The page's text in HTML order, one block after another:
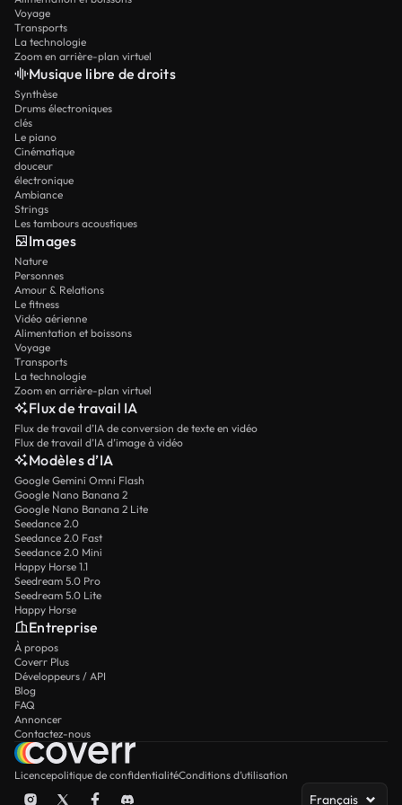
Voyage
Transports
La technologie
Zoom en arrière-plan virtuel
Musique libre de droits
Synthèse
Drums électroniques
clés
Le piano
Cinématique
douceur
électronique
Ambiance
Strings
Les tambours acoustiques
Images
Nature
Personnes
Amour & Relations
Le fitness
Vidéo aérienne
Alimentation et boissons
Voyage
Transports
La technologie
Zoom en arrière-plan virtuel
Flux de travail IA
Flux de travail d’IA de conversion de texte en vidéo
Flux de travail d’IA d’image à vidéo
Modèles d’IA
Google Gemini Omni Flash
Google Nano Banana 2
Google Nano Banana 2 Lite
Seedance 2.0
Seedance 2.0 Fast
Seedance 2.0 Mini
Happy Horse 1.1
Seedream 5.0 Pro
Seedream 5.0 Lite
Happy Horse
Entreprise
À propos
Coverr Plus
Développeurs / API
Blog
FAQ
Annoncer
Contactez-nous
Licencepolitique de confidentialitéConditions d’utilisation
Français